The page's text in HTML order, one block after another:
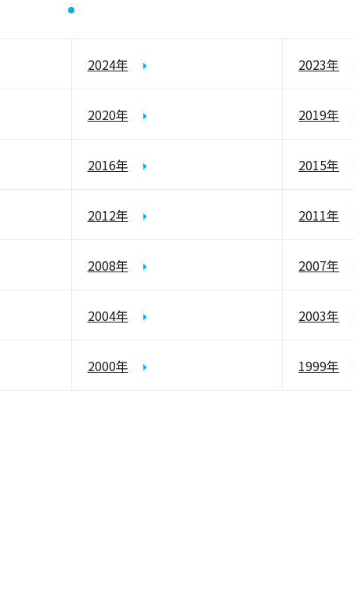
2024年 2023年
2020年 2019年
2016年 2015年
2012年 2011年
2008年 2007年
2004年 2003年
2000年 1999年